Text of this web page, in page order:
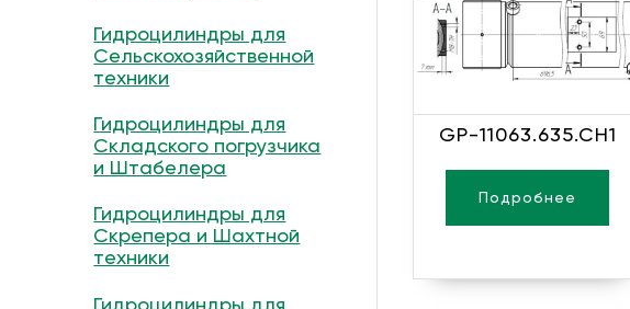
Гидроцилиндры для
Сельскохозяйственной
техники
Гидроцилиндры для
Складского погрузчика
и Штабелера
Гидроцилиндры для
Скрепера и Шахтной
техники
Гидроцилиндры для
GP-11063.635.CH1
Подробнее